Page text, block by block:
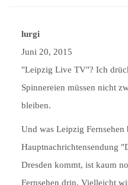
lurgi
Juni 20, 2015
"Leipzig Live TV"? Ich
Spinnereien müssen nicht
bleiben.
Und was Leipzig
Hauptnachrichtensendung
Dresden kommt, ist kaum
Fernsehen drin. Vielleicht